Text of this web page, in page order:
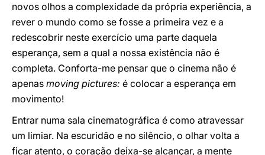
novos olhos a complexidade da própria experiência, a
rever o mundo como se fosse a primeira vez e a
redescobrir neste exercício uma parte daquela
esperança, sem a qual a nossa existência não é
completa. Conforta-me pensar que o cinema não é
apenas moving pictures: é colocar a esperança em
movimento!
Entrar numa sala cinematográfica é como atravessar
um limiar. Na escuridão e no silêncio, o olhar volta a
ficar atento, o coração deixa-se alcançar, a mente